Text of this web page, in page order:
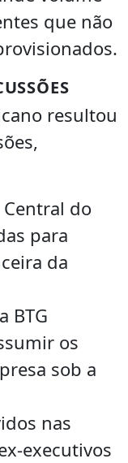
que não
resultou
do
para
da
BTG
os
sob a
nas
executivos